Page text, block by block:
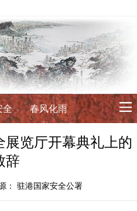
全 春风化雨
署长寄语
览厅开幕典礼上的
辞
： 驻港国家安全公署